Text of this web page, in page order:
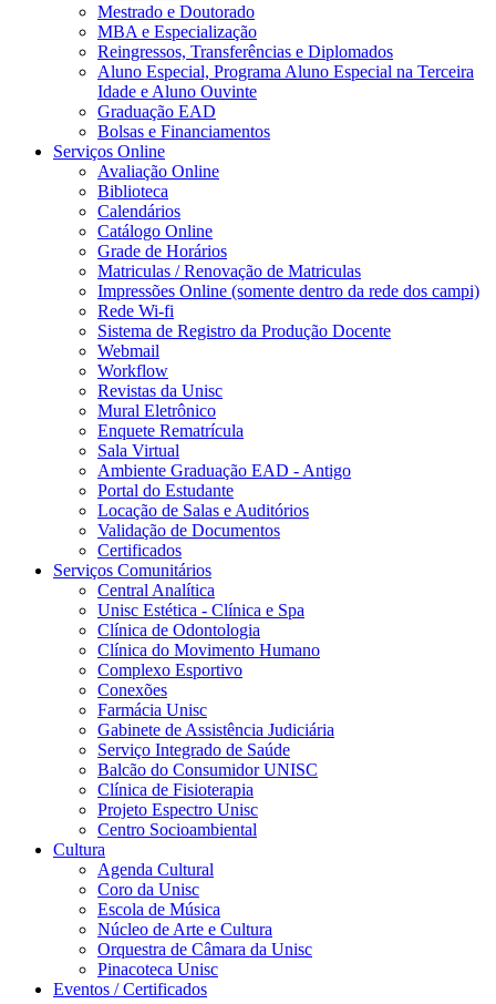
Mestrado e Doutorado
MBA e Especialização
Reingressos, Transferências e Diplomados
Aluno Especial, Programa Aluno Especial na Terceira
Idade e Aluno Ouvinte
Graduação EAD
Bolsas e Financiamentos
Serviços Online
Avaliação Online
Biblioteca
Calendários
Catálogo Online
Grade de Horários
Matriculas / Renovação de Matriculas
Impressões Online (somente dentro da rede dos campi)
Rede Wi-fi
Sistema de Registro da Produção Docente
Webmail
Workflow
Revistas da Unisc
Mural Eletrônico
Enquete Rematrícula
Sala Virtual
Ambiente Graduação EAD - Antigo
Portal do Estudante
Locação de Salas e Auditórios
Validação de Documentos
Certificados
Serviços Comunitários
Central Analítica
Unisc Estética - Clínica e Spa
Clínica de Odontologia
Clínica do Movimento Humano
Complexo Esportivo
Conexões
Farmácia Unisc
Gabinete de Assistência Judiciária
Serviço Integrado de Saúde
Balcão do Consumidor UNISC
Clínica de Fisioterapia
Projeto Espectro Unisc
Centro Socioambiental
Cultura
Agenda Cultural
Coro da Unisc
Escola de Música
Núcleo de Arte e Cultura
Orquestra de Câmara da Unisc
Pinacoteca Unisc
Eventos / Certificados